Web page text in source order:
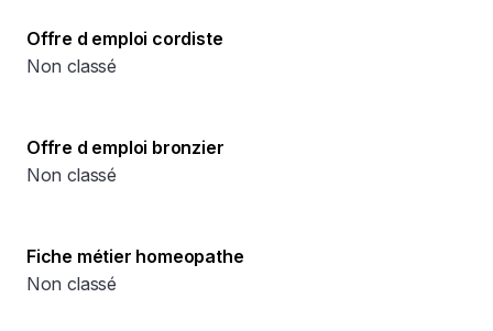
Offre d emploi cordiste
Non classé
Offre d emploi bronzier
Non classé
Fiche métier homeopathe
Non classé